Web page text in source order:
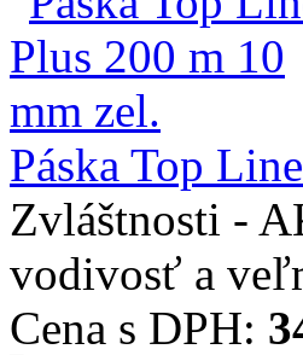
Páska Top
Zvláštnosti -
vodivosť a
Cena s DPH: